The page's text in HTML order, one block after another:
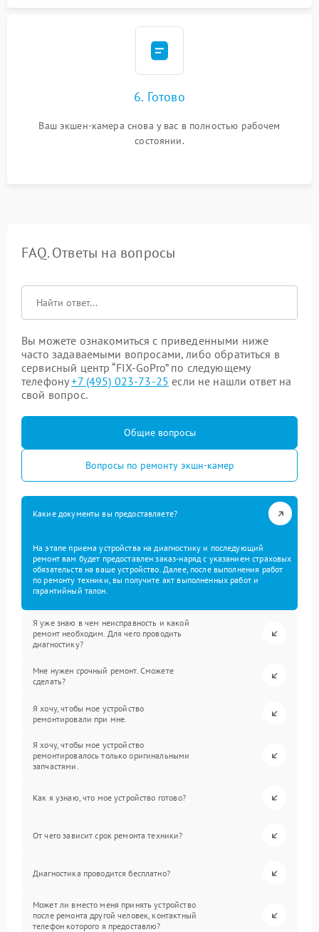
6. Готово
Ваш экшен-камера снова у вас в полностью рабочем
состоянии.
FAQ. Ответы на вопросы
Вы можете ознакомиться с приведенными ниже
часто задаваемыми вопросами, либо обратиться в
сервисный центр “FIX-GoPro” по следующему
телефону+7 (495) 023-73-25 если не нашли ответ на
свой вопрос.
Общие вопросы
Вопросы по ремонту экшн-камер
Какие документы вы предоставляете?
На этапе приема устройства на диагностику и последующий
ремонт вам будет предоставлен заказ-наряд с указанием страховых
обязательств на ваше устройство. Далее, после выполнения работ
по ремонту техники, вы получите акт выполненных работ и
гарантийный талон.
Я уже знаю в чем неисправность и какой
ремонт необходим. Для чего проводить
диагностику?
Мне нужен срочный ремонт. Сможете
сделать?
Я хочу, чтобы мое устройство
ремонтировали при мне.
Я хочу, чтобы мое устройство
ремонтировалось только оригинальными
запчастями.
Как я узнаю, что мое устройство готово?
От чего зависит срок ремонта техники?
Диагностика проводится бесплатно?
Может ли вместо меня принять устройство
после ремонта другой человек, контактный
телефон которого я предоставлю?